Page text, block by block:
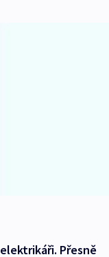
Přesně